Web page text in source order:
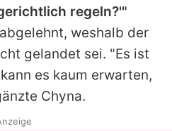
regeln?'"
weshalb der
gelandet sei. "Es ist
es kaum erwarten,
Chyna.